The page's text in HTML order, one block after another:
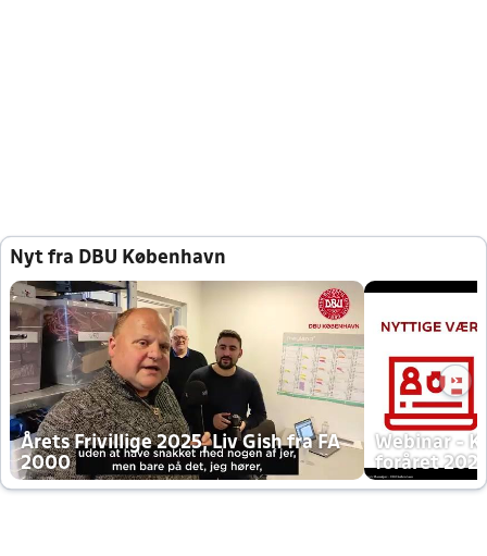
Nyt fra DBU København
Årets Frivillige 2025, Liv Gish fra FA
2000
Webinar -
foråret